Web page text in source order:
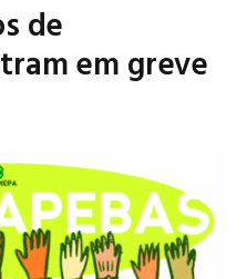
de
em greve